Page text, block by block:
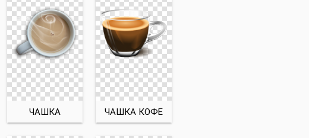
ЧАШКА ЧАШКА КОФЕ